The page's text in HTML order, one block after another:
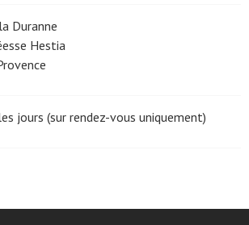
Duranne
Hestia
jours (sur rendez-vous uniquement)